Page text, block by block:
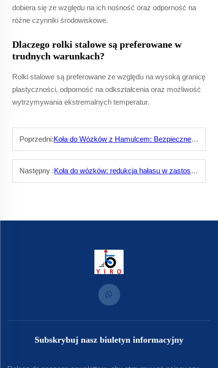
dobiera się ze względu na ich nośność oraz odporność na
różne czynniki środowiskowe.
Dlaczego rolki stalowe są preferowane w
trudnych warunkach?
Rolki stalowe są preferowane ze względu na wysoką granicę
plastyczności, odporność na odkształcenia oraz możliwość
wytrzymywania ekstremalnych temperatur.
Poprzedni:Koła do Wózków z Hamulcem: Bezpieczne Parkowanie w Każdej Sytuacji
Następny :Koła do wózków: redukcja hałasu w zastosowaniach wewnątrz pomieszczeń
Subskrybuj nasz biuletyn informacyjny